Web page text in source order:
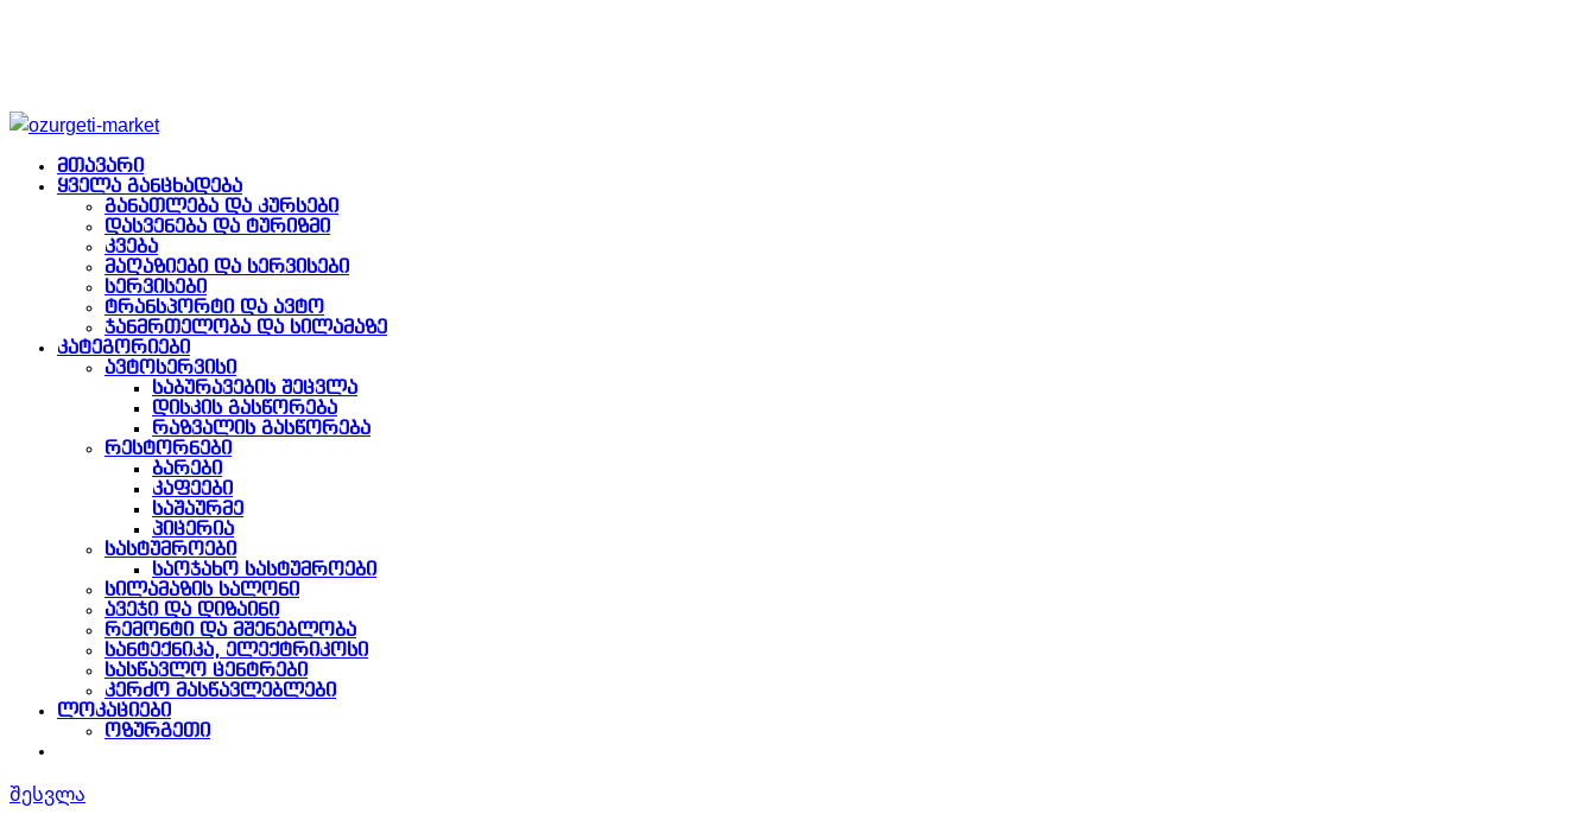
მთავარი
ყველა განცხადება
განათლება და კურსები
დასვენება და ტურიზმი
კვება
მაღაზიები და სერვისები
სერვისები
ტრანსპორტი და ავტო
ჯანმრთელობა და სილამაზე
კატეგორიები
ავტოსერვისი
საბურავების შეცვლა
დისკის გასწორება
რაზვალის გასწორება
რესტორნები
ბარები
კაფეები
საშაურმე
პიცერია
სასტუმროები
საოჯახო სასტუმროები
სილამაზის სალონი
ავეჯი და დიზაინი
რემონტი და მშენებლობა
სანტექნიკა, ელექტრიკოსი
სასწავლო ცენტრები
კერძო მასწავლებლები
ლოკაციები
ოზურგეთი
შესვლა